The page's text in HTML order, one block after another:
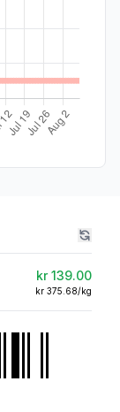
kr 139.00
kr 375.68/kg